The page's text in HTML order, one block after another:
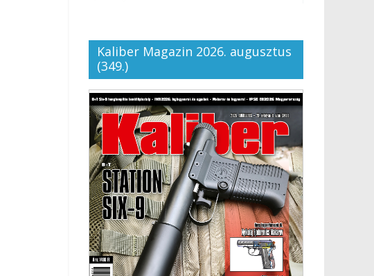
Kaliber Magazin 2026. augusztus
(349.)